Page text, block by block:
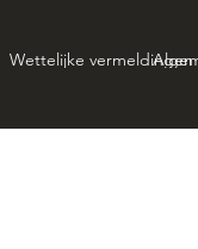
Wettelijke vermeldingen